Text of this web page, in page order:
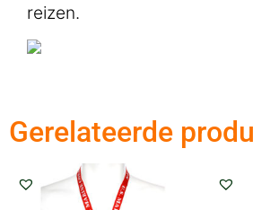
reizen.
Gerelateerde